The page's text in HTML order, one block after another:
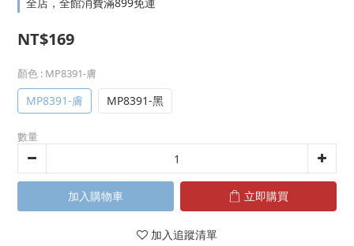
NT$169
顏色 : MP8391-膚
MP8391-膚 MP8391-黑
數量
加入購物車 立即購買
加入追蹤清單